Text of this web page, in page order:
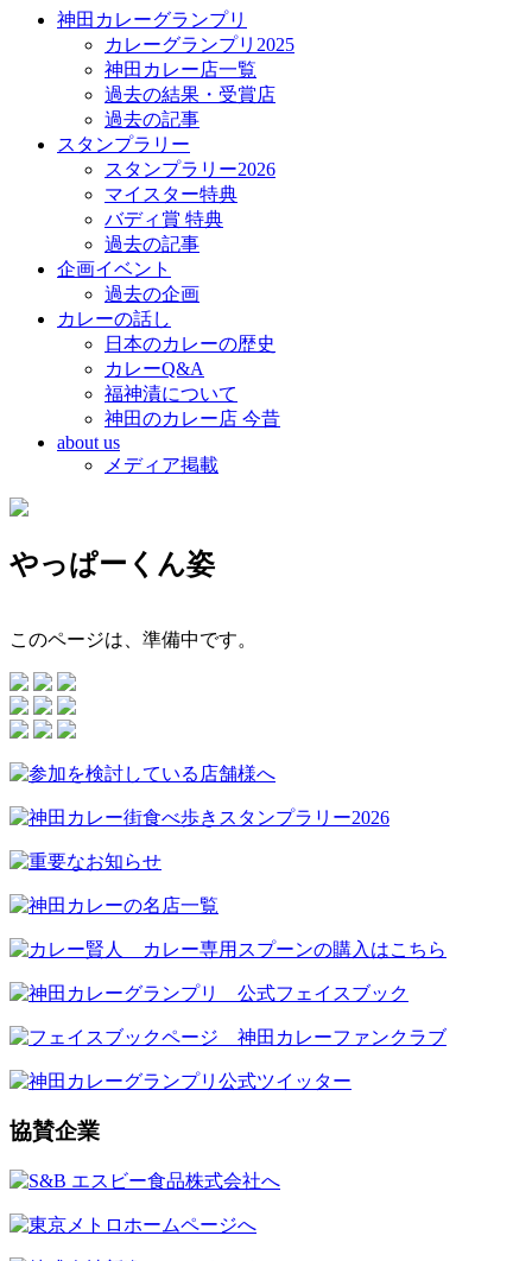
神田カレーグランプリ
カレーグランプリ2025
神田カレー店一覧
過去の結果・受賞店
過去の記事
スタンプラリー
スタンプラリー2026
マイスター特典
バディ賞 特典
過去の記事
企画イベント
過去の企画
カレーの話し
日本のカレーの歴史
カレーQ&A
福神漬について
神田のカレー店 今昔
about us
メディア掲載
やっぱーくん姿
このページは、準備中です。
協賛企業